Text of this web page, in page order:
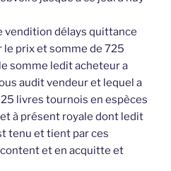
vendition délays quittance
prix et somme de 725
somme ledit acheteur a
audit vendeur et lequel a
livres tournois en espèces
à présent royale dont ledit
tenu et tient par ces
et en acquitte et